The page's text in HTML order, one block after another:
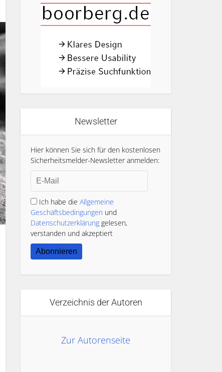
Newsletter
Hier können Sie sich für den kostenlosen
Sicherheitsmelder-Newsletter anmelden:
Ich habe die Allgemeine
Geschäftsbedingungen und
Datenschutzerklärung gelesen,
verstanden und akzeptiert
Abonnieren
Verzeichnis der Autoren
Zur Autorenseite